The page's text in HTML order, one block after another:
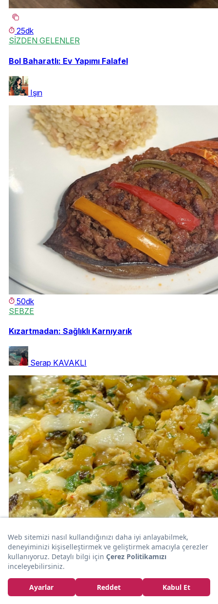
25dk
SİZDEN GELENLER
Bol Baharatlı: Ev Yapımı Falafel
Işın
50dk
SEBZE
Kızartmadan: Sağlıklı Karnıyarık
Serap KAVAKLI
10dk
KAHVALTILIK